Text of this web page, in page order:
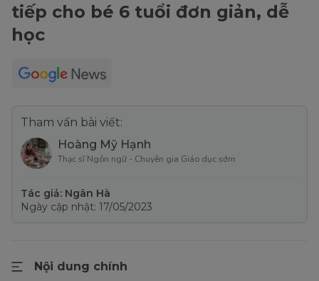
tiếp cho bé 6 tuổi đơn giản, dễ
học
Tham vấn bài viết:
Hoàng Mỹ Hạnh
Thạc sĩ Ngôn ngữ - Chuyên gia Giáo dục sớm
Tác giả: Ngân Hà
Ngày cập nhật: 17/05/2023
Nội dung chính